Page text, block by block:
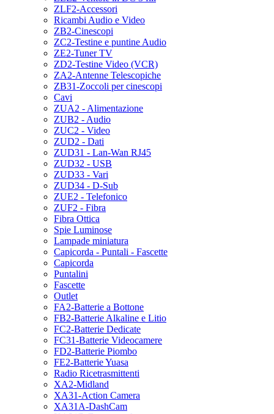
ZLF2-Accessori
Ricambi Audio e Video
ZB2-Cinescopi
ZC2-Testine e puntine Audio
ZE2-Tuner TV
ZD2-Testine Video (VCR)
ZA2-Antenne Telescopiche
ZB31-Zoccoli per cinescopi
Cavi
ZUA2 - Alimentazione
ZUB2 - Audio
ZUC2 - Video
ZUD2 - Dati
ZUD31 - Lan-Wan RJ45
ZUD32 - USB
ZUD33 - Vari
ZUD34 - D-Sub
ZUE2 - Telefonico
ZUF2 - Fibra
Fibra Ottica
Spie Luminose
Lampade miniatura
Capicorda - Puntali - Fascette
Capicorda
Puntalini
Fascette
Outlet
FA2-Batterie a Bottone
FB2-Batterie Alkaline e Litio
FC2-Batterie Dedicate
FC31-Batterie Videocamere
FD2-Batterie Piombo
FE2-Batterie Yuasa
Radio Ricetrasmittenti
XA2-Midland
XA31-Action Camera
XA31A-DashCam